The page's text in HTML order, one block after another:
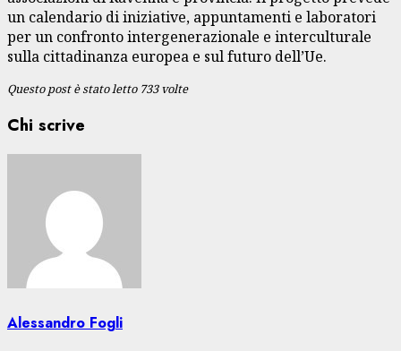
un calendario di iniziative, appuntamenti e laboratori
per un confronto intergenerazionale e interculturale
sulla cittadinanza europea e sul futuro dell’Ue.
Questo post è stato letto 733 volte
Chi scrive
Alessandro Fogli